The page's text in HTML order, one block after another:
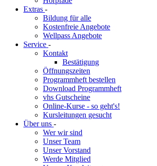
Extras -
Bildung für alle
Kostenfreie Angebote
Wellpass Angebote
Service -
Kontakt
Bestätigung
Öffnungszeiten
Programmheft bestellen
Download Programmheft
vhs Gutscheine
Online-Kurse - so geht's!
Kursleitungen gesucht
Über uns -
Wer wir sind
Unser Team
Unser Vorstand
Werde Mitglied